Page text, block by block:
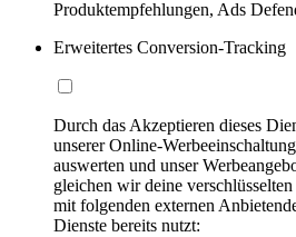
Produktempfehlungen, Ads
Erweitertes Conversion-Tracking
Durch das Akzeptieren dieses
unserer Online-
auswerten und unser
gleichen wir deine
mit folgenden externen
Dienste bereits nutzt: